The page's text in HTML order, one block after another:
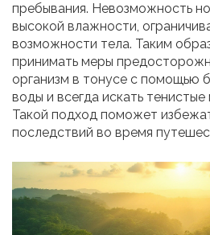
пребывания. Невозможность
высокой влажности,
возможности тела. Таким
принимать меры
организм в тонусе с помощью
воды и всегда искать
Такой подход поможет
последствий во время